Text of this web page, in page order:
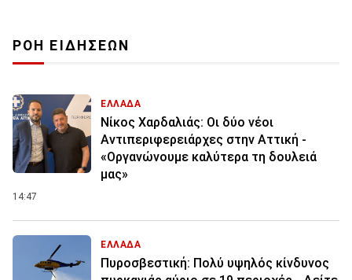
ΡΟΗ ΕΙΔΗΣΕΩΝ
ΕΛΛΑΔΑ
Νίκος Χαρδαλιάς: Οι δύο νέοι
Αντιπεριφερειάρχες στην Αττική -
«Οργανώνουμε καλύτερα τη δουλειά
μας»
14:47
ΕΛΛΑΔΑ
Πυροσβεστική: Πολύ υψηλός κίνδυνος